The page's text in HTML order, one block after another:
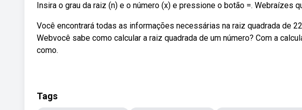
Insira o grau da raiz (n) e o número (x) e pressione o botão =. Webraízes
Você encontrará todas as informações necessárias na raiz quadrada de
Webvocê sabe como calcular a raiz quadrada de um número? Com a
como.
Tags